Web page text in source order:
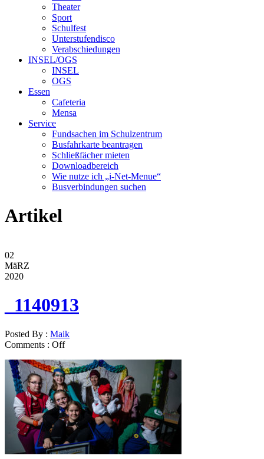
Theater
Sport
Schulfest
Unterstufendisco
Verabschiedungen
INSEL/OGS
INSEL
OGS
Essen
Cafeteria
Mensa
Service
Fundsachen im Schulzentrum
Busfahrkarte beantragen
Schließfächer mieten
Downloadbereich
Wie nutze ich „i-Net-Menue“
Busverbindungen suchen
Artikel
02
MäRZ
2020
_1140913
Posted By : Maik
Comments : Off